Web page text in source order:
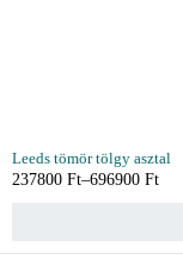
Leeds tömör tölgy asztal
237800 Ft–696900 Ft